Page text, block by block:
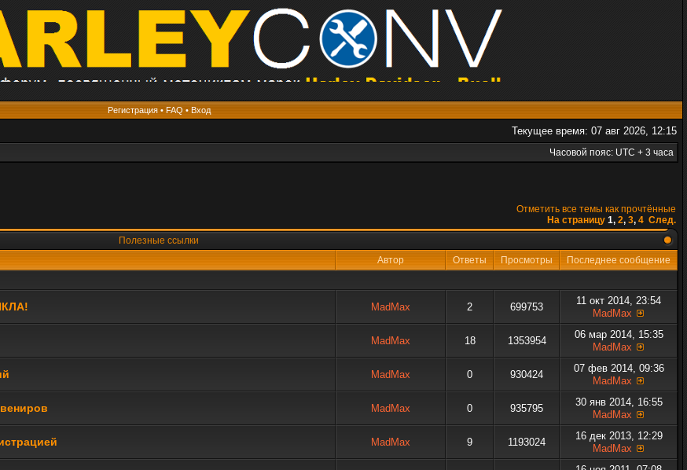
Регистрация• FAQ • Вход
Текущее время: 07 авг 2026, 12:15
Часовой пояс: UTC + 3 часа
Отметить все темы как прочтённые
На страницу 1, 2, 3, 4 След.
Полезные ссылки
Автор Ответы Просмотры Последнее сообщение
MadMax 2 699753
11 окт 2014, 23:54
MadMax
MadMax 18 1353954
06 мар 2014, 15:35
MadMax
MadMax 0 930424
07 фев 2014, 09:36
MadMax
MadMax 0 935795
30 янв 2014, 16:55
MadMax
MadMax 9 1193024
16 дек 2013, 12:29
MadMax